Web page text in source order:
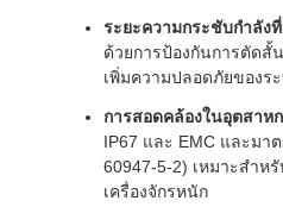
ระยะความกระชับกําลัง
ด้วยการป้องกันการตัดสั้
เพิ่มความปลอดภัยของร
การสอดคล้องในอุตสาห
IP67 และ EMC และมา
60947-5-2) เหมาะสําห
เครื่องจักรหนัก